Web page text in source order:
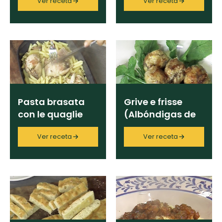
Limpiar
hígado de
cerdo)
Pasta brasata
con le quaglie
(Pasta braseada
con codornices)
Ver receta
Grive e frisse
(Albóndigas de
achuras de
cerdo)Ver receta